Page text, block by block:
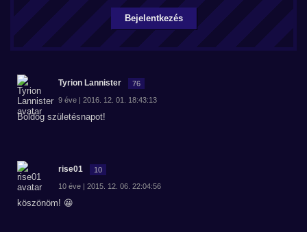
Bejelentkezés
Tyrion Lannister 76
9 éve | 2016. 12. 01. 18:43:13
Boldog születésnapot!
rise01 10
10 éve | 2015. 12. 06. 22:04:56
köszönöm! 😀